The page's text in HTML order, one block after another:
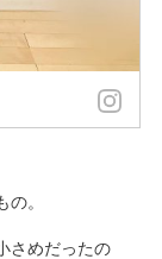
。
さめだったの